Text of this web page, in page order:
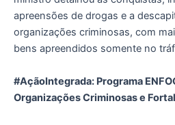
apreensões de drogas e a
organizações criminosas, com
bens apreendidos somente no
#AçãoIntegrada: Programa
Organizações Criminosas e